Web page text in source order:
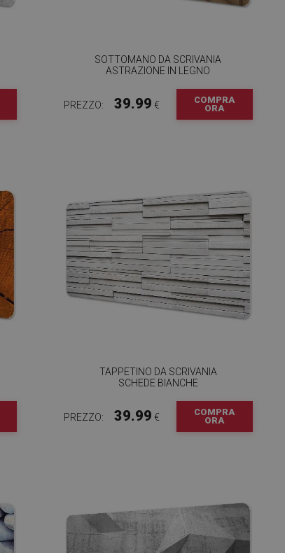
SOTTOMANO DA SCRIVANIA
ASTRAZIONE IN LEGNO
PREZZO: 39.99 €
COMPRA
ORA
TAPPETINO DA SCRIVANIA
SCHEDE BIANCHE
PREZZO: 39.99 €
COMPRA
ORA